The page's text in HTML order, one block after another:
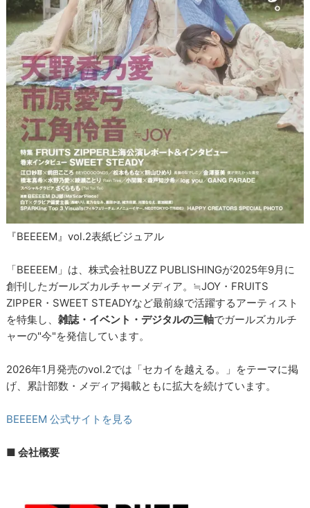
『BEEEEM』vol.2表紙ビジュアル
「BEEEEM」は、株式会社BUZZ PUBLISHINGが2025年9月に
創刊したガールズカルチャーメディア。≒JOY・FRUITS
ZIPPER・SWEET STEADYなど最前線で活躍するアーティスト
を特集し、雑誌・イベント・デジタルの三軸でガールズカルチ
ャーの"今"を発信しています。
2026年1月発売のvol.2では「セカイを越える。」をテーマに掲
げ、累計部数・メディア掲載ともに拡大を続けています。
BEEEEM 公式サイトを見る
■ 会社概要